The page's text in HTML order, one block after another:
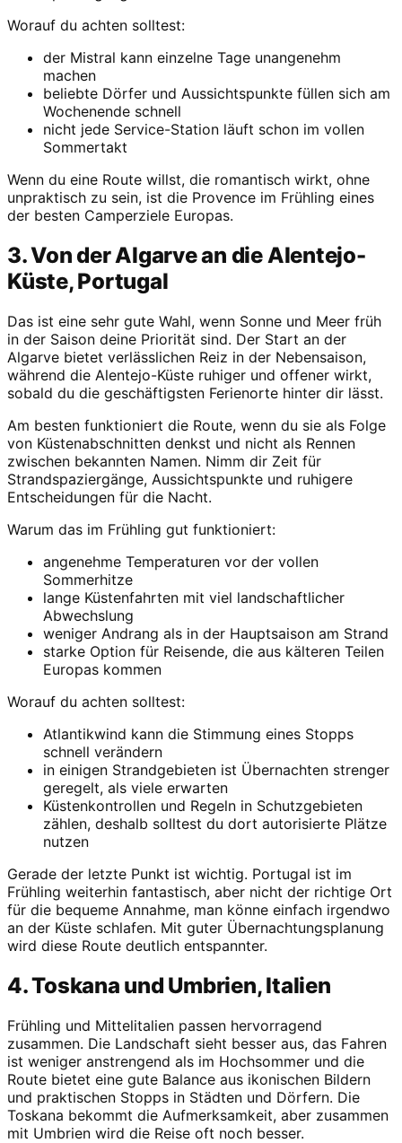
Worauf du achten solltest:
der Mistral kann einzelne Tage unangenehm
machen
beliebte Dörfer und Aussichtspunkte füllen sich am
Wochenende schnell
nicht jede Service-Station läuft schon im vollen
Sommertakt
Wenn du eine Route willst, die romantisch wirkt, ohne
unpraktisch zu sein, ist die Provence im Frühling eines
der besten Camperziele Europas.
3. Von der Algarve an die Alentejo-
Küste, Portugal
Das ist eine sehr gute Wahl, wenn Sonne und Meer früh
in der Saison deine Priorität sind. Der Start an der
Algarve bietet verlässlichen Reiz in der Nebensaison,
während die Alentejo-Küste ruhiger und offener wirkt,
sobald du die geschäftigsten Ferienorte hinter dir lässt.
Am besten funktioniert die Route, wenn du sie als Folge
von Küstenabschnitten denkst und nicht als Rennen
zwischen bekannten Namen. Nimm dir Zeit für
Strandspaziergänge, Aussichtspunkte und ruhigere
Entscheidungen für die Nacht.
Warum das im Frühling gut funktioniert:
angenehme Temperaturen vor der vollen
Sommerhitze
lange Küstenfahrten mit viel landschaftlicher
Abwechslung
weniger Andrang als in der Hauptsaison am Strand
starke Option für Reisende, die aus kälteren Teilen
Europas kommen
Worauf du achten solltest:
Atlantikwind kann die Stimmung eines Stopps
schnell verändern
in einigen Strandgebieten ist Übernachten strenger
geregelt, als viele erwarten
Küstenkontrollen und Regeln in Schutzgebieten
zählen, deshalb solltest du dort autorisierte Plätze
nutzen
Gerade der letzte Punkt ist wichtig. Portugal ist im
Frühling weiterhin fantastisch, aber nicht der richtige Ort
für die bequeme Annahme, man könne einfach irgendwo
an der Küste schlafen. Mit guter Übernachtungsplanung
wird diese Route deutlich entspannter.
4. Toskana und Umbrien, Italien
Frühling und Mittelitalien passen hervorragend
zusammen. Die Landschaft sieht besser aus, das Fahren
ist weniger anstrengend als im Hochsommer und die
Route bietet eine gute Balance aus ikonischen Bildern
und praktischen Stopps in Städten und Dörfern. Die
Toskana bekommt die Aufmerksamkeit, aber zusammen
mit Umbrien wird die Reise oft noch besser.